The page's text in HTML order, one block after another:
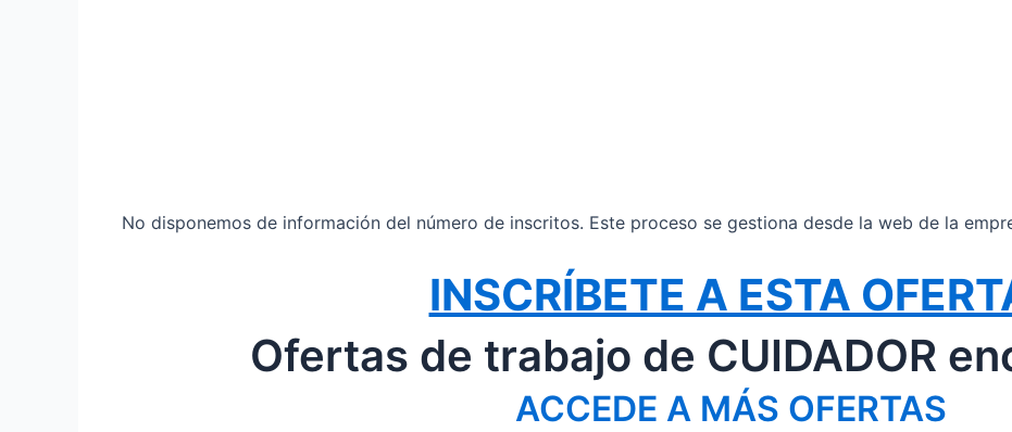
No disponemos de información del número de inscritos. Este proceso se gestiona desde la web de la
INSCRÍBETE A ESTA
Ofertas de trabajo de CUIDADOR
ACCEDE A MÁS OFERTAS